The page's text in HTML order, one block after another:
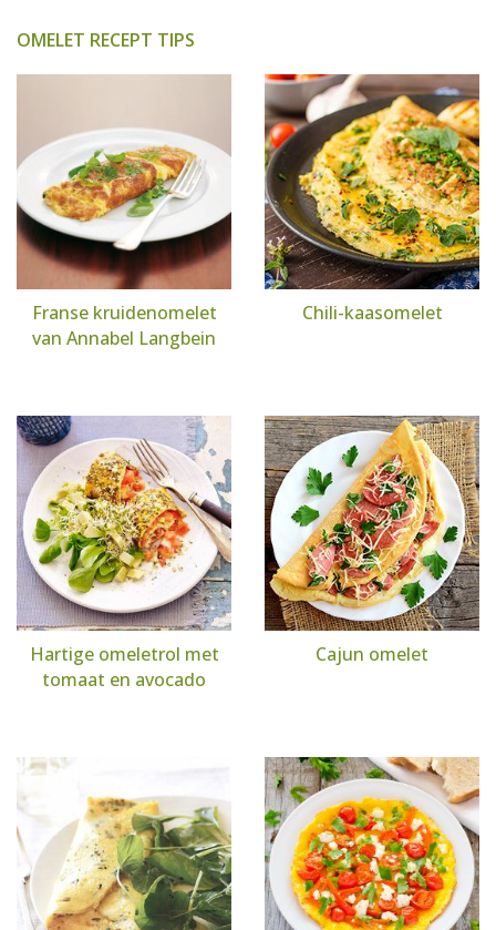
OMELET RECEPT TIPS
Franse kruidenomelet
van Annabel Langbein
Chili-kaasomelet
Hartige omeletrol met
tomaat en avocado
Cajun omelet